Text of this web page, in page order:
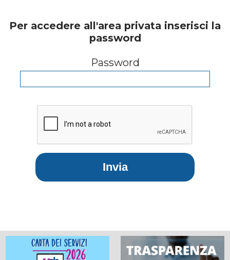
Per accedere all'area privata inserisci la
password
Password